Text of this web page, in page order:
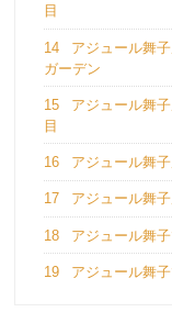
目
14
アジュール舞
ガーデン
15
アジュール舞
目
16 アジュール舞
17 アジュール舞
18 アジュール舞
19 アジュール舞